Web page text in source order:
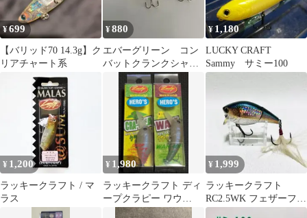
¥699
【バリッド70 14.3g】ク
リアチャート系
¥880
エバーグリーン コン
バットクランクシャロ
¥ 1,180
LUCKY CRAFT
Sammy サミー100
¥ 1,200
ラッキークラフト / マ
ラス
¥ 1,980
ラッキークラフト ディ
ープクラピー ワウ
HERO′S イリュージョ
¥ 1,999
ラッキークラフト
RC2.5WK フェザーフッ
ク